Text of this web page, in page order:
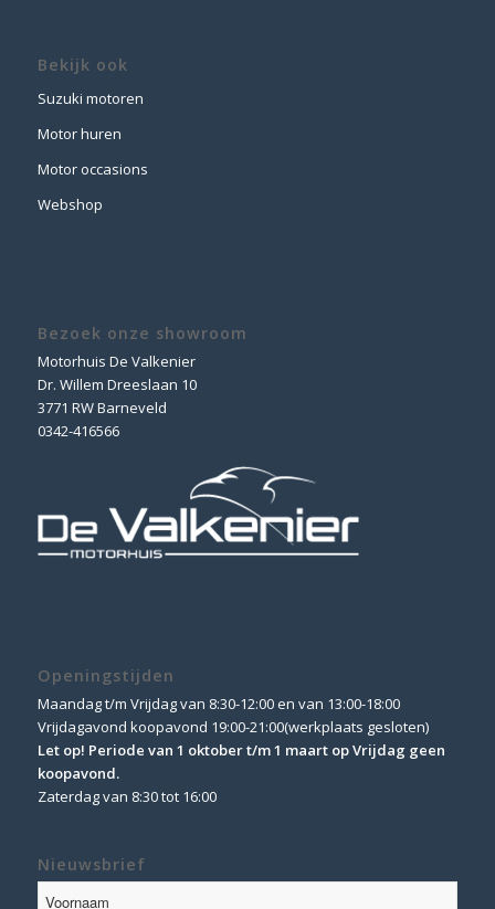
Bekijk ook
Suzuki motoren
Motor huren
Motor occasions
Webshop
Bezoek onze showroom
Motorhuis De Valkenier
Dr. Willem Dreeslaan 10
3771 RW Barneveld
0342-416566
Openingstijden
Maandag t/m Vrijdag van 8:30-12:00 en van 13:00-18:00
Vrijdagavond koopavond 19:00-21:00(werkplaats gesloten)
Let op! Periode van 1 oktober t/m 1 maart op Vrijdag geen
koopavond.
Zaterdag van 8:30 tot 16:00
Nieuwsbrief